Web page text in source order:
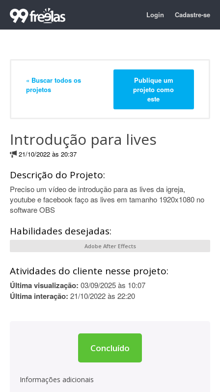
Login Cadastre-se
« Buscar todos os
projetos
Publique um
projeto como
este
Introdução para lives
21/10/2022 às 20:37
Descrição do Projeto:
Preciso um vídeo de introdução para as lives da igreja,
youtube e facebook faço as lives em tamanho 1920x1080 no
software OBS
Habilidades desejadas:
Adobe After Effects
Atividades do cliente nesse projeto:
Última visualização: 03/09/2025 às 10:07
Última interação: 21/10/2022 às 22:20
Concluído
Informações adicionais